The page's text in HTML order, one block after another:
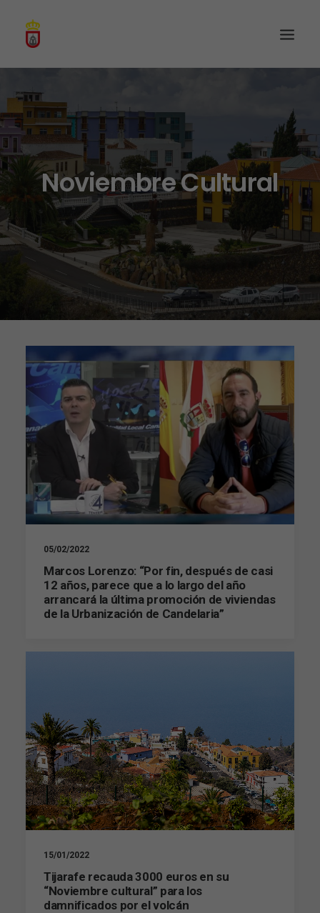
Noviembre Cultural
05/02/2022
Marcos Lorenzo: “Por fin, después de casi
12 años, parece que a lo largo del año
arrancará la última promoción de viviendas
de la Urbanización de Candelaria”
15/01/2022
Tijarafe recauda 3000 euros en su
“Noviembre cultural” para los
damnificados por el volcán